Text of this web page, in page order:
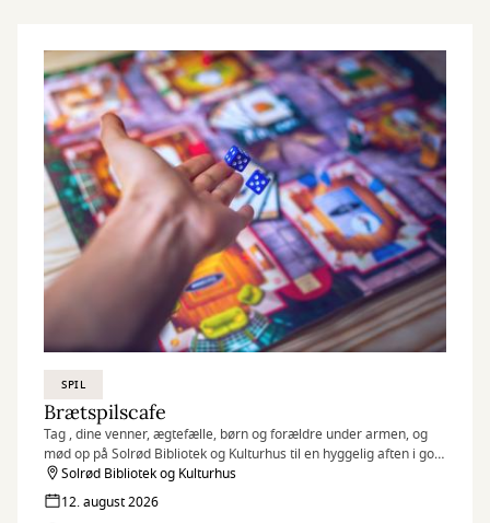
SPIL
Brætspilscafe
Tag , dine venner, ægtefælle, børn og forældre under armen, og
mød op på Solrød Bibliotek og Kulturhus til en hyggelig aften i godt
selskab!
Solrød Bibliotek og Kulturhus
12. august 2026